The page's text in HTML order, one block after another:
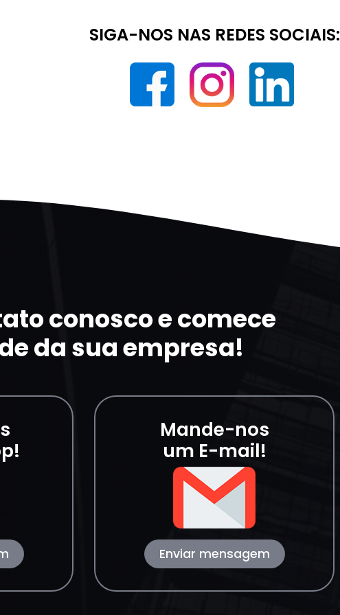
SIGA-NOS NAS REDES SOCIAIS:
conosco e comece
da sua empresa!
Mande-nos
um E-mail!
Enviar mensagem